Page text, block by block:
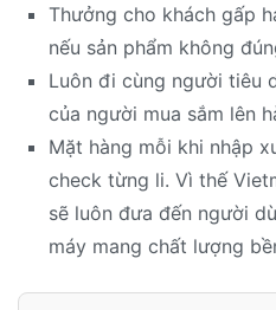
Thưởng cho khách gấp
nếu sản phẩm không
Luôn đi cùng người tiêu
của người mua sắm lên
Mặt hàng mỗi khi nhập
check từng li. Vì thế
sẽ luôn đưa đến người
máy mang chất lượng